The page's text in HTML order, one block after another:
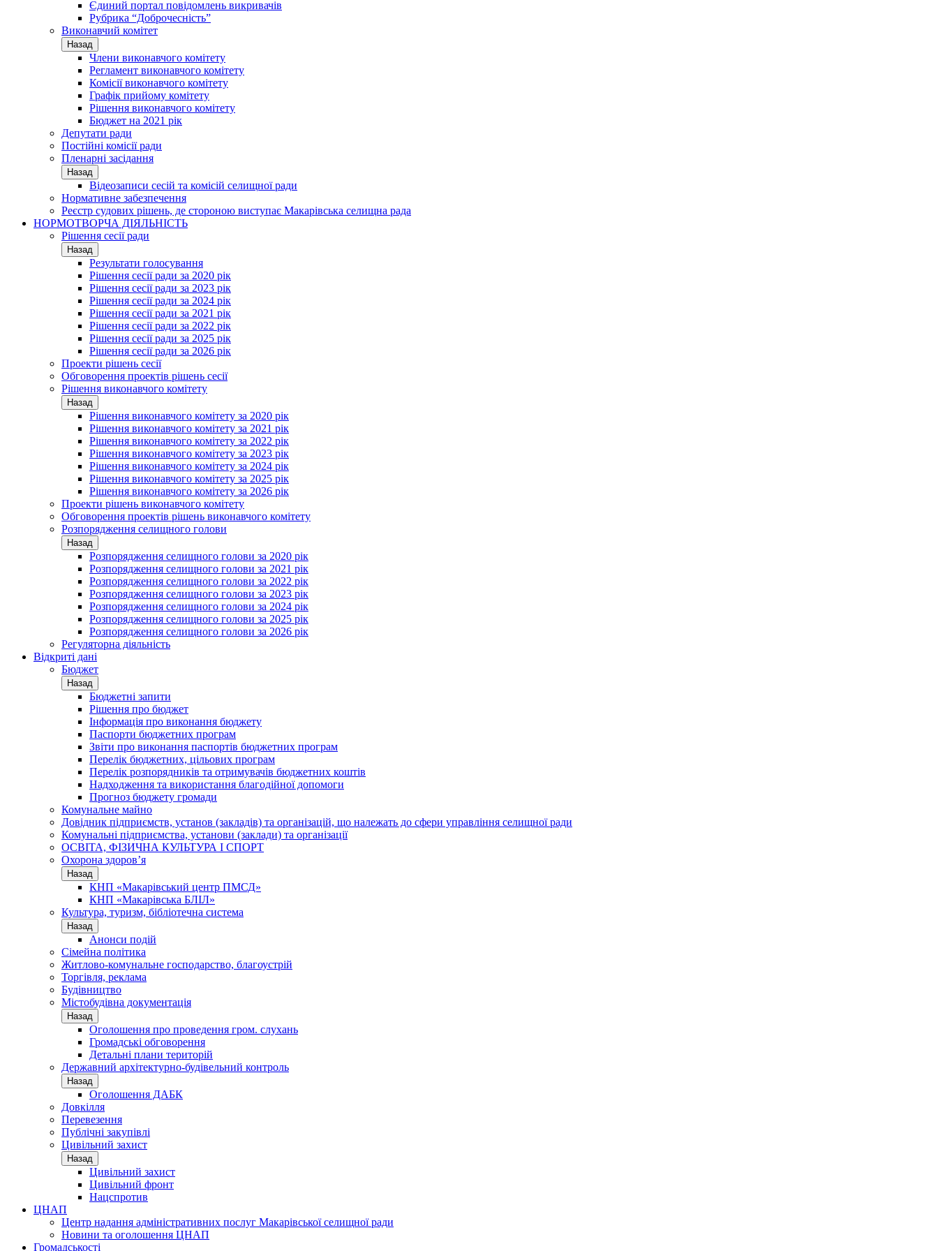
Єдиний портал повідомлень викривачів
Рубрика “Доброчесність”
Виконавчий комітет
Назад
Члени виконавчого комітету
Регламент виконавчого комітету
Комісії виконавчого комітету
Графік прийому комітету
Рішення виконавчого комітету
Бюджет на 2021 рік
Депутати ради
Постійні комісії ради
Пленарні засідання
Назад
Відеозаписи сесій та комісій селищної ради
Нормативне забезпечення
Реєстр судових рішень, де стороною виступає Макарівська селищна рада
НОРМОТВОРЧА ДІЯЛЬНІСТЬ
Рішення сесії ради
Назад
Результати голосування
Рішення сесії ради за 2020 рік
Рішення сесії ради за 2023 рік
Рішення сесії ради за 2024 рік
Рішення сесії ради за 2021 рік
Рішення сесії ради за 2022 рік
Рішення сесії ради за 2025 рік
Рішення сесії ради за 2026 рік
Проекти рішень сесії
Обговорення проектів рішень сесії
Рішення виконавчого комітету
Назад
Рішення виконавчого комітету за 2020 рік
Рішення виконавчого комітету за 2021 рік
Рішення виконавчого комітету за 2022 рік
Рішення виконавчого комітету за 2023 рік
Рішення виконавчого комітету за 2024 рік
Рішення виконавчого комітету за 2025 рік
Рішення виконавчого комітету за 2026 рік
Проекти рішень виконавчого комітету
Обговорення проектів рішень виконавчого комітету
Розпорядження селищного голови
Назад
Розпорядження селищного голови за 2020 рік
Розпорядження селищного голови за 2021 рік
Розпорядження селищного голови за 2022 рік
Розпорядження селищного голови за 2023 рік
Розпорядження селищного голови за 2024 рік
Розпорядження селищного голови за 2025 рік
Розпорядження селищного голови за 2026 рік
Регуляторна діяльність
Відкриті дані
Бюджет
Назад
Бюджетні запити
Рішення про бюджет
Інформація про виконання бюджету
Паспорти бюджетних програм
Звіти про виконання паспортів бюджетних програм
Перелік бюджетних, цільових програм
Перелік розпорядників та отримувачів бюджетних коштів
Надходження та використання благодійної допомоги
Прогноз бюджету громади
Комунальне майно
Довідник підприємств, установ (закладів) та організацій, що належать до сфери управління селищної ради
Комунальні підприємства, установи (заклади) та організації
ОСВІТА, ФІЗИЧНА КУЛЬТУРА І СПОРТ
Охорона здоров’я
Назад
КНП «Макарівський центр ПМСД»
КНП «Макарівська БЛІЛ»
Культура, туризм, бібліотечна система
Назад
Анонси подій
Сімейна політика
Житлово-комунальне господарство, благоустрій
Торгівля, реклама
Будівництво
Містобудівна документація
Назад
Оголошення про проведення гром. слухань
Громадські обговорення
Детальні плани територій
Державний архітектурно-будівельний контроль
Назад
Оголошення ДАБК
Довкілля
Перевезення
Публічні закупівлі
Цивільний захист
Назад
Цивільний захист
Цивільний фронт
Нацспротив
ЦНАП
Центр надання адміністративних послуг Макарівської селищної ради
Новини та оголошення ЦНАП
Громадськості